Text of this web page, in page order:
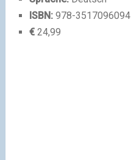
ISBN:978-3517096094
€24,99